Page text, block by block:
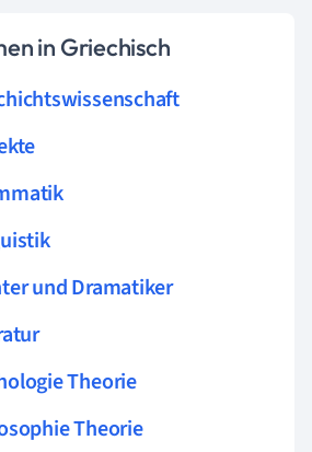
in Griechisch
und Dramatiker
Theorie
Theorie